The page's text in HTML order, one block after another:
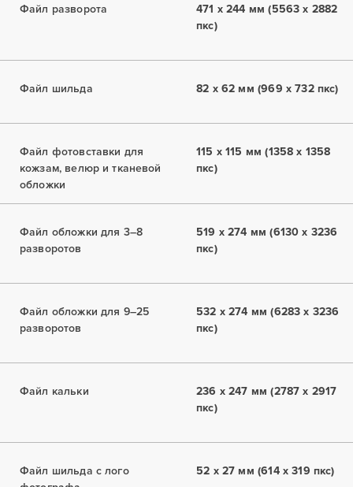
Файл разворота
471 x 244 мм (5563 x 2882
пкс)
Файл шильда 82 x 62 мм (969 x 732 пкс)
Файл фотовставки для
кожзам, велюр и тканевой
обложки
115 x 115 мм (1358 x 1358
пкс)
Файл обложки для 3–8
разворотов
519 x 274 мм (6130 x 3236
пкс)
Файл обложки для 9–25
разворотов
532 x 274 мм (6283 x 3236
пкс)
Файл кальки
236 x 247 мм (2787 x 2917
пкс)
Файл шильда с лого
52 x 27 мм (614 x 319 пкс)